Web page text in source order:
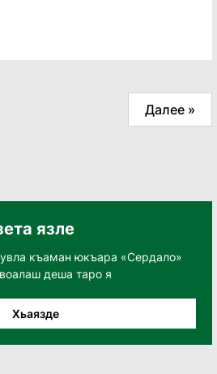
Далее »
язле
къаман юкъара «Сердало»
воалаш деша таро я
Хьаязде